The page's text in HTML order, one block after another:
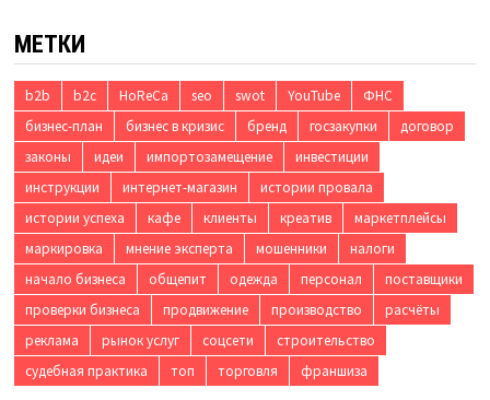
МЕТКИ
b2b b2c HoReCa seo swot YouTube
ФНС
бизнес-план
бизнес в кризис бренд госзакупки
договор
законы
идеи импортозамещение
инвестиции
инструкции
интернет-магазин
истории провала
истории успеха
кафе клиенты креатив
маркетплейсы
маркировка
мнение эксперта мошенники
налоги
начало бизнеса
общепит одежда персонал
поставщики
проверки бизнеса
продвижение производство
расчёты
реклама
рынок услуг соцсети
строительство
судебная практика
топ торговля франшиза